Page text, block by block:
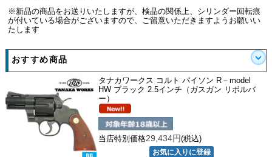
※新品の商品をお送りいたしますが、検品の関係上、シリンダー回転痕
が付いている場合がございますので、ご留意いただきますようお願いい
たします
おすすめ商品
タナカワークス コルト パイソン R－model
HW ブラック 2.5インチ（ガスガン リボルバ
ー）
当店特別価格29,434円(税込)